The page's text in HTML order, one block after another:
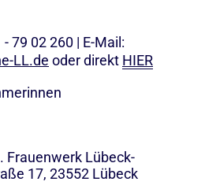
- 79 02 260 | E-Mail:
LL.de oder direkt HIER
Frauenwerk Lübeck-
17, 23552 Lübeck